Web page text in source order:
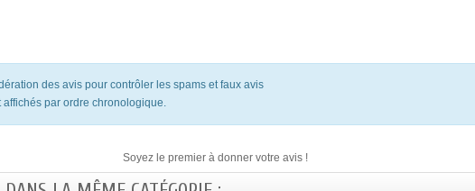
des avis pour contrôler les spams et faux avis
affichés par ordre chronologique.
Soyez le premier à donner votre avis !